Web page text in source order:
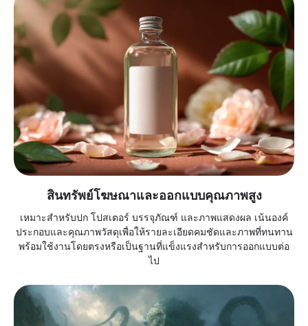
สินทรัพย์โฆษณาและออกแบบคุณภาพสูง
เหมาะสำหรับปก โปสเตอร์ บรรจุภัณฑ์ และภาพแสดงผล เน้นองค์
ประกอบและคุณภาพวัสดุเพื่อให้รายละเอียดคมชัดและภาพที่ทนทาน
พร้อมใช้งานโดยตรงหรือเป็นฐานที่แข็งแรงสำหรับการออกแบบต่อ
ไป